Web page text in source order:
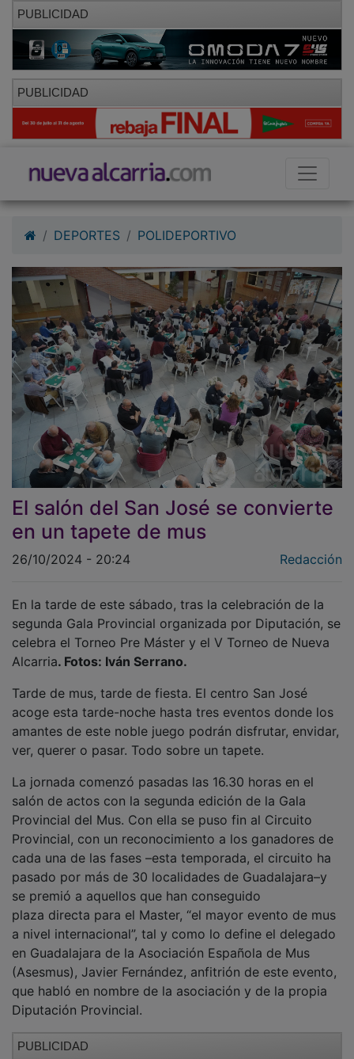
PUBLICIDAD
PUBLICIDAD
El salón del San José se convierte
en un tapete de mus
26/10/2024 - 20:24
segunda Gala Provincial organizada por Diputación, se
celebra el Torneo Pre Máster y el V Torneo de Nueva
Alcarria . Fotos: Iván Serrano.
acoge esta tarde-noche hasta tres eventos donde los
amantes de este noble juego podrán disfrutar, envidar,
ver, querer o pasar. Todo sobre un tapete.
salón de actos con la segunda edición de la Gala
Provincial del Mus. Con ella se puso fin al Circuito
Provincial, con un reconocimiento a los ganadores de
cada una de las fases –esta temporada, el circuito ha
pasado por más de 30 localidades de Guadalajara–y
se premió a aquellos que han conseguido
plaza directa para el Master, “el mayor evento de mus
a nivel internacional”, tal y como lo define el delegado
en Guadalajara de la Asociación Española de Mus
(Asesmus), Javier Fernández, anfitrión de este evento,
que habló en nombre de la asociación y de la propia
Diputación Provincial.